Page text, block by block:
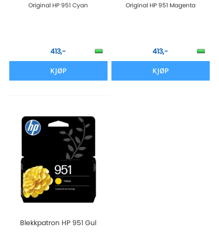
Original HP 951 Cyan
413,-
KJØP
Original HP 951 Magenta
413,-
KJØP
Blekkpatron HP 951 Gul